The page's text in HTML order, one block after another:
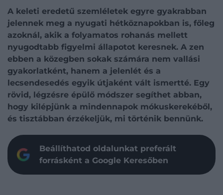
A keleti eredetű szemléletek egyre gyakrabban
jelennek meg a nyugati hétköznapokban is, főleg
azoknál, akik a folyamatos rohanás mellett
nyugodtabb figyelmi állapotot keresnek. A zen
ebben a közegben sokak számára nem vallási
gyakorlatként, hanem a jelenlét és a
lecsendesedés egyik útjaként vált ismertté. Egy
rövid, légzésre épülő módszer segíthet abban,
hogy kilépjünk a mindennapok mókuskerekéből,
és tisztábban érzékeljük, mi történik bennünk.
Beállíthatod oldalunkat preferált
forrásként a Google Keresőben